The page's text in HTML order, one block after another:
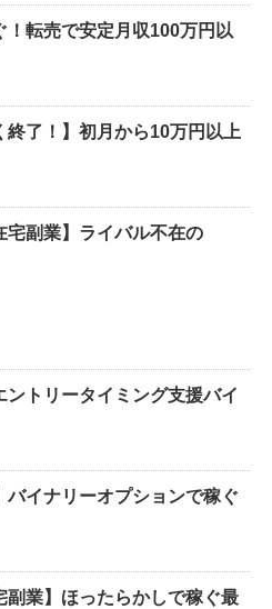
！転売で安定月収100万円以
終了！】初月から10万円以上
宅副業】ライバル不在の
ントリータイミング支援バイ
バイナリーオプションで稼ぐ
副業】ほったらかしで稼ぐ最